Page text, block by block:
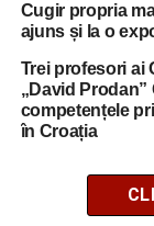
Cugir propria
ajuns și la o
Trei profesori ai
„David
competențele
în Croația